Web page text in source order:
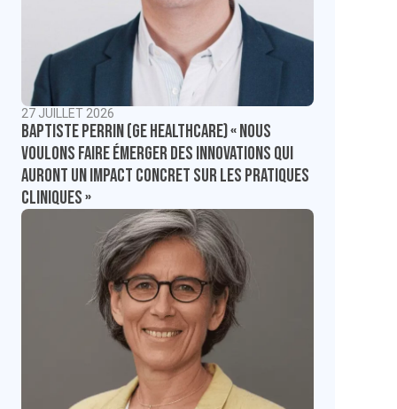
27 JUILLET 2026
Baptiste Perrin (GE Healthcare) « Nous
voulons faire émerger des innovations qui
auront un impact concret sur les pratiques
cliniques »